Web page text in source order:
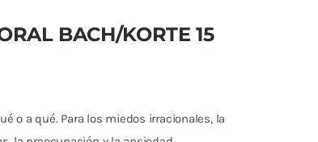
BACH/KORTE 15
o a qué. Para los miedos irracionales, la